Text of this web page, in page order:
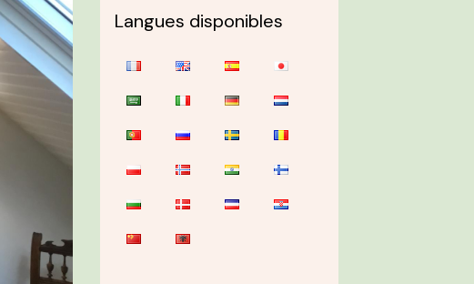
Langues disponibles